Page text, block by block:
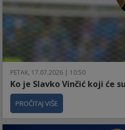
PETAK, 17.07.2026 | 10:50
Ko je Slavko Vinčić koji će
PROČITAJ VIŠE